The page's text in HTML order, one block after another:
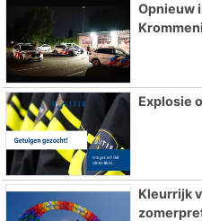
Opnieuw
Explosie
Kleurrijk